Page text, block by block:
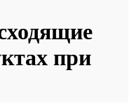
при